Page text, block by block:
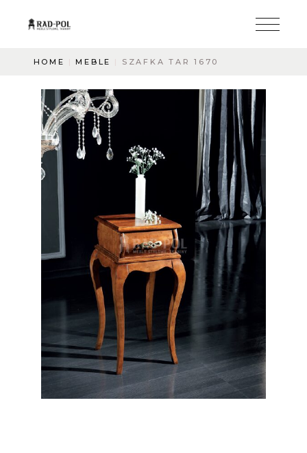
HOME MEBLE SZAFKA TAR 1670